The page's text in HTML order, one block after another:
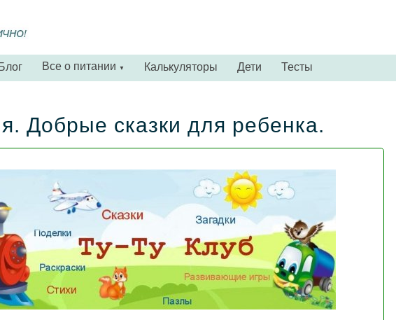
Блог Все о питании ▼ Калькуляторы Дети Тесты
Добрые сказки для ребенка.